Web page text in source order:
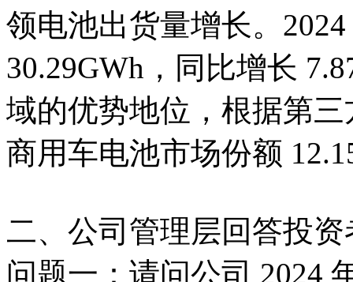
领电池出货量增长。
30.29GWh，同比增长
域的优势地位，根据第
商用车电池市场份额
二、公司管理层回答投资
问题一：请问公司 2024